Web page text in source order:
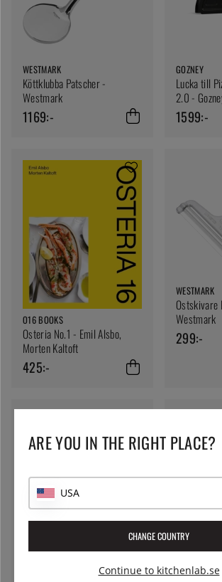
WESTMARK
Köttklubba Patscher -
Westmark
1169:-
GOZNEY
Lucka till
2.0 -
1599:-
O16 BOOKS
Osteria No.1 - Emil Alsbo,
Morten Kaltoft
425:-
WESTMARK
Ostskivare
Westmark
299:-
APARTAMENTO PUBLISHING
WESTMARK
Westmark
ARE YOU IN THE RIGHT PLACE?
USA
CHANGE COUNTRY
Continue to kitchenlab.se